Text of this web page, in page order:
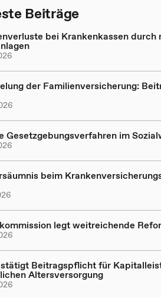
Beiträge
bei Krankenkassen durch
der Familienversicherung:
Gesetzgebungsverfahren im
beim
legt weitreichende
Beitragspflicht für
Altersversorgung